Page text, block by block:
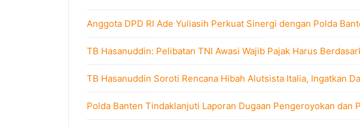
Anggota DPD RI Ade Yuliasih Perkuat Sinergi dengan Polda
TB Hasanuddin: Pelibatan TNI Awasi Wajib Pajak Harus
TB Hasanuddin Soroti Rencana Hibah Alutsista Italia, Ingatkan
Polda Banten Tindaklanjuti Laporan Dugaan Pengeroyokan dan